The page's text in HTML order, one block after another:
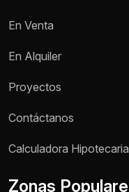
Teléfono
En Venta
En Alquiler
Proyectos
Contáctanos
Calculadora Hipotecaria
Zonas